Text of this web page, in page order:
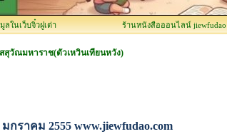
ในเว็บจิ๋วฝูเต่า ร้านหนังสือออนไลน์ jiewfudao
สุวัณมหาราช(ตัวเหวินเทียนหวัง)
กราคม 2555 www.jiewfudao.com